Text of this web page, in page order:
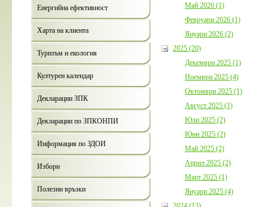
Енергийна ефективност
Харта на клиента
Туризъм и екология
Културен календар
Декларации ЗПК
Декларации по ЗПКОНПИ
Информация по ЗДОИ
Избори
Полезни връзки
Май 2026 (1)
Февруари 2026 (1)
Януари 2026 (2)
2025 (20)
Декември 2025 (1)
Ноември 2025 (4)
Октомври 2025 (1)
Август 2025 (1)
Юли 2025 (2)
Юни 2025 (2)
Май 2025 (2)
Април 2025 (2)
Март 2025 (1)
Януари 2025 (4)